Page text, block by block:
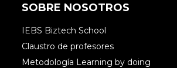
SOBRE NOSOTROS
IEBS Biztech School
Claustro de profesores
Metodología Learning by doing